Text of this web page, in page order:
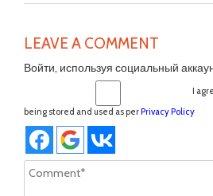
LEAVE A COMMENT
Войти, используя социальный
I
being stored and used as perPrivacy Policy